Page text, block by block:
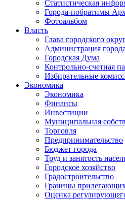
Статистическая
Города-побратимы
Фотоальбом
Власть
Глава городского
Администрация города
Городская Дума
Контрольно-счетная
Избирательные
Экономика
Экономика
Финансы
Инвестиции
Муниципальная
Торговля
Предпринимательство
Бюджет города
Труд и занятость
Городское хозяйство
Градостроительство
Границы
Оценка